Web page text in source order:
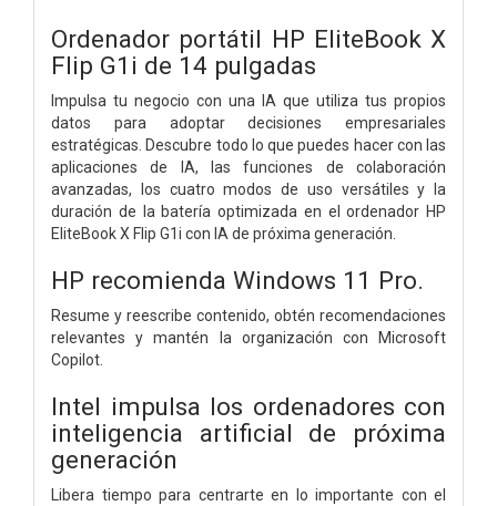
Ordenador portátil HP EliteBook X
Flip G1i de 14 pulgadas
Impulsa tu negocio con una IA que utiliza tus propios
datos para adoptar decisiones empresariales
estratégicas. Descubre todo lo que puedes hacer con las
aplicaciones de IA, las funciones de colaboración
avanzadas, los cuatro modos de uso versátiles y la
duración de la batería optimizada en el ordenador HP
EliteBook X Flip G1i con IA de próxima generación.
HP recomienda Windows 11 Pro.
Resume y reescribe contenido, obtén recomendaciones
relevantes y mantén la organización con Microsoft
Copilot.
Intel impulsa los ordenadores con
inteligencia artificial de próxima
generación
Libera tiempo para centrarte en lo importante con el